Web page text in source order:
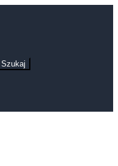
Szukaj